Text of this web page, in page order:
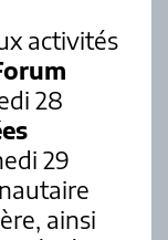
activités
28
29
ainsi